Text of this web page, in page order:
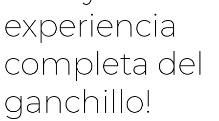
experiencia
completa del
ganchillo!